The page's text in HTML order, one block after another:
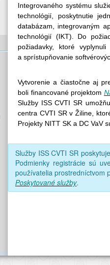
Integrovaného systému
technológií, poskytnutie
databázam, integrovaným
technológií (IKT). Do
požiadavky, ktoré
a sprístupňovanie
Vytvorenie a čiastočne aj
boli financované projektom
Služby ISS CVTI SR
centra CVTI SR v Žiline,
Projekty NITT SK a DC VaV
Služby ISS CVTI SR
Podmienky registrácie sú
používatelia prostredníctvom
Poskytované služby.